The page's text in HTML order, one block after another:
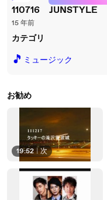
110716 JUNSTYLE
15 年前
カテゴリ
🎵 ミュージック
お勧め
19:52 | 次